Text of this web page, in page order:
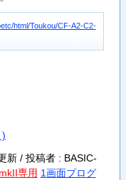
html/Toukou/CF-A2-C2-
)
新 / 投稿者 : BASIC-
mkII専用 1画面プログ